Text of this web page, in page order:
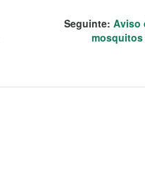
Seguinte: Aviso
mosquitos